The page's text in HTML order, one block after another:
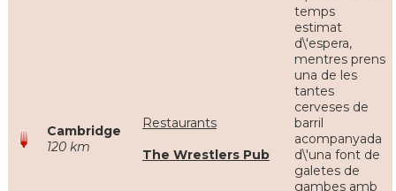
Cambridge
120 km
Restaurants
The Wrestlers Pub
temps
estimat
d\'espera,
mentres prens
una de les
tantes
cerveses de
barril
acompanyada
d\'una font de
galetes de
gambes amb